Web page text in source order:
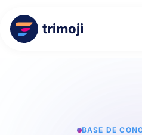
trimoji
BASE DE